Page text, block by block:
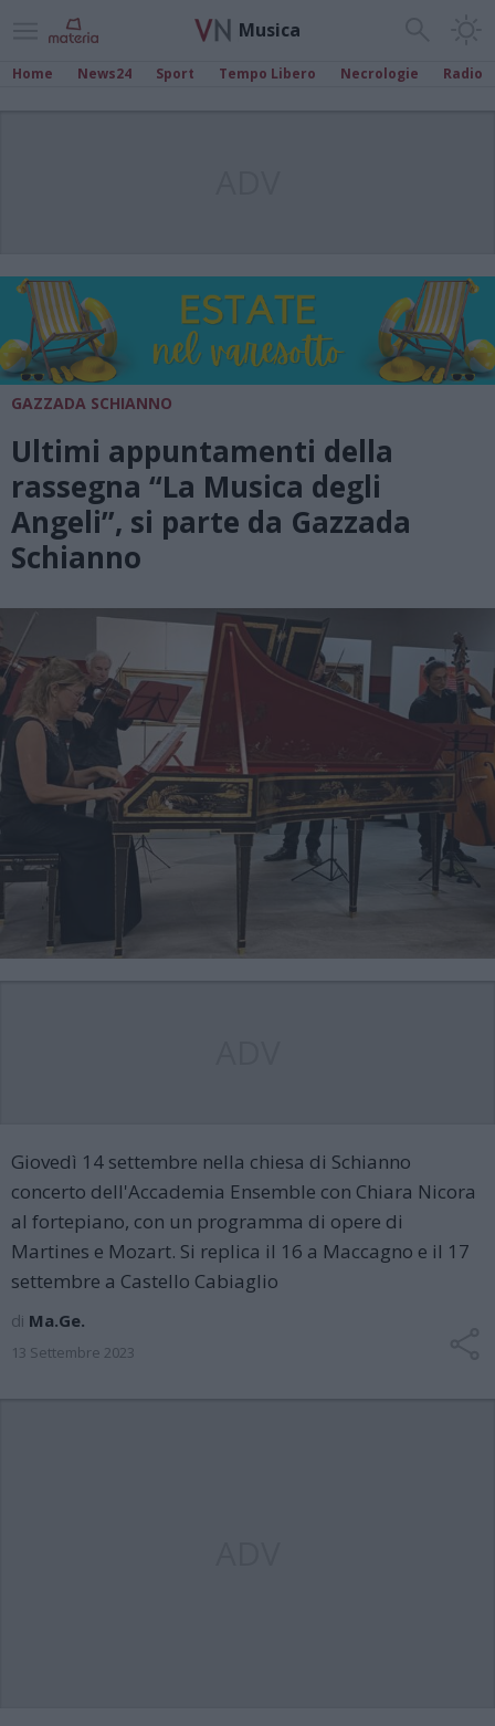
Musica
Home News24 Sport Tempo Libero Necrologie Radio
GAZZADA SCHIANNO
Ultimi appuntamenti della
rassegna “La Musica degli
Angeli”, si parte da Gazzada
Schianno
Giovedì 14 settembre nella chiesa di Schianno
concerto dell'Accademia Ensemble con Chiara Nicora
al fortepiano, con un programma di opere di
Martines e Mozart. Si replica il 16 a Maccagno e il 17
settembre a Castello Cabiaglio
di Ma.Ge.
13 Settembre 2023